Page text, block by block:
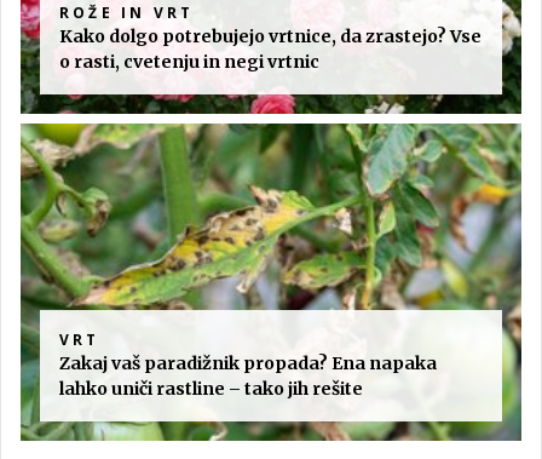
ROŽE IN VRT
Kako dolgo potrebujejo vrtnice, da zrastejo? Vse
o rasti, cvetenju in negi vrtnic
VRT
Zakaj vaš paradižnik propada? Ena napaka
lahko uniči rastline – tako jih rešite